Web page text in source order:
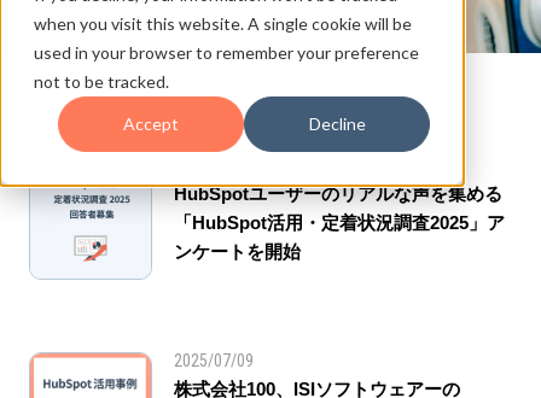
when you visit this website. A single cookie will be
used in your browser to remember your preference
not to be tracked.
Accept Decline
お知らせ
NEWS
HubSpotユーザーのリアルな声を集める
「HubSpot活用・定着状況調査2025」ア
ンケートを開始
2025/07/09
株式会社100、ISIソフトウェアーの